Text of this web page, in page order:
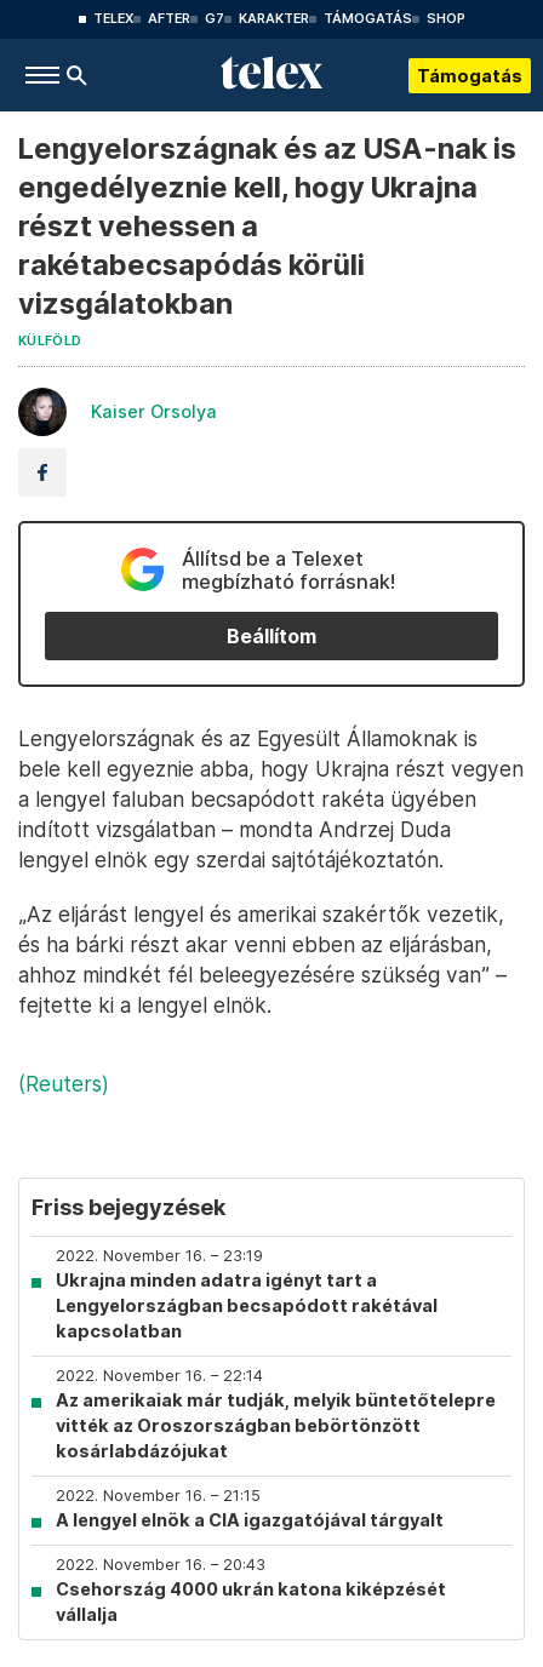
TELEX AFTER G7 KARAKTER TÁMOGATÁS SHOP
Támogatás
Lengyelországnak és az USA-nak is
engedélyeznie kell, hogy Ukrajna
részt vehessen a
rakétabecsapódás körüli
vizsgálatokban
KÜLFÖLD
Kaiser Orsolya
Állítsd be a Telexet
megbízható forrásnak!
Beállítom
Lengyelországnak és az Egyesült Államoknak is
bele kell egyeznie abba, hogy Ukrajna részt vegyen
a lengyel faluban becsapódott rakéta ügyében
indított vizsgálatban – mondta Andrzej Duda
lengyel elnök egy szerdai sajtótájékoztatón.
„Az eljárást lengyel és amerikai szakértők vezetik,
és ha bárki részt akar venni ebben az eljárásban,
ahhoz mindkét fél beleegyezésére szükség van” –
fejtette ki a lengyel elnök.
(Reuters)
Friss bejegyzések
2022. November 16. – 23:19
Ukrajna minden adatra igényt tart a
Lengyelországban becsapódott rakétával
kapcsolatban
2022. November 16. – 22:14
Az amerikaiak már tudják, melyik büntetőtelepre
vitték az Oroszországban bebörtönzött
kosárlabdázójukat
2022. November 16. – 21:15
A lengyel elnök a CIA igazgatójával tárgyalt
2022. November 16. – 20:43
Csehország 4000 ukrán katona kiképzését
vállalja